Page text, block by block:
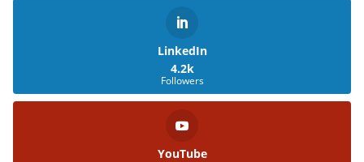
LinkedIn
4.2k
Followers
YouTube